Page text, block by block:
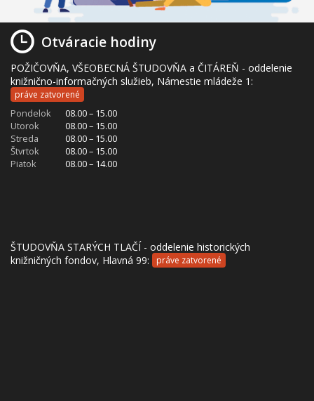
Otváracie hodiny
POŽIČOVŇA, VŠEOBECNÁ ŠTUDOVŇA a ČITÁREŇ - oddelenie
knižnično-informačných služieb, Námestie mládeže 1:
práve zatvorené
Pondelok
08.00 – 15.00
Utorok
08.00 – 15.00
Streda
08.00 – 15.00
Štvrtok
08.00 – 15.00
Piatok
08.00 – 14.00
ŠTUDOVŇA STARÝCH TLAČÍ - oddelenie historických
knižničných fondov, Hlavná 99:
práve zatvorené